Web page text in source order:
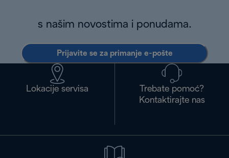
s našim novostima i ponudama.
Prijavite se za primanje e-pošte
Lokacije servisa
Trebate pomoć?
Kontaktirajte nas